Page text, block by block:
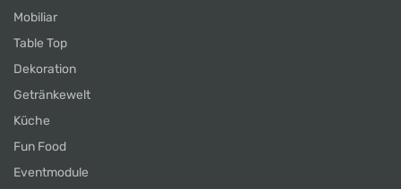
Mobiliar
Table Top
Dekoration
Getränkewelt
Küche
Fun Food
Eventmodule